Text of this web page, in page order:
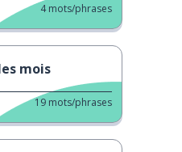
4 mots/phrases
mois
19 mots/phrases